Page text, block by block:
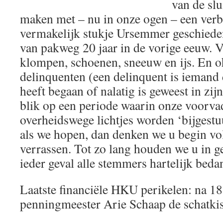
van de
maken met – nu in onze ogen – een
vermakelijk stukje Ursemmer
van pakweg 20 jaar in de vorige eeuw.
klompen, schoenen, sneeuw en ijs. En
delinquenten (een delinquent is
heeft begaan of nalatig is geweest in
blik op een periode waarin onze
overheidswege lichtjes worden
als we hopen, dan denken we u begin
verrassen. Tot zo lang houden we u in
ieder geval alle stemmers hartelijk
Laatste financiële HKU perikelen: na
penningmeester Arie Schaap de